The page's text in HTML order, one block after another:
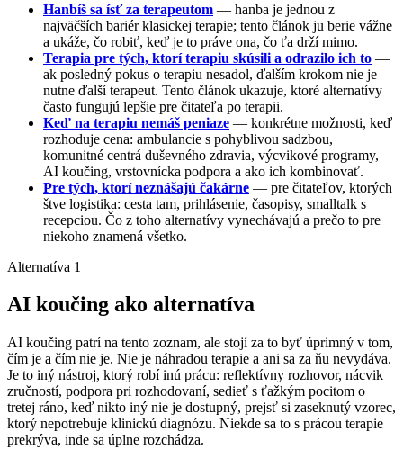
Hanbíš sa ísť za terapeutom — hanba je jednou z
najväčších bariér klasickej terapie; tento článok ju berie vážne
a ukáže, čo robiť, keď je to práve ona, čo ťa drží mimo.
Terapia pre tých, ktorí terapiu skúsili a odrazilo ich to —
ak posledný pokus o terapiu nesadol, ďalším krokom nie je
nutne ďalší terapeut. Tento článok ukazuje, ktoré alternatívy
často fungujú lepšie pre čitateľa po terapii.
Keď na terapiu nemáš peniaze — konkrétne možnosti, keď
rozhoduje cena: ambulancie s pohyblivou sadzbou,
komunitné centrá duševného zdravia, výcvikové programy,
AI koučing, vrstovnícka podpora a ako ich kombinovať.
Pre tých, ktorí neznášajú čakárne — pre čitateľov, ktorých
štve logistika: cesta tam, prihlásenie, časopisy, smalltalk s
recepciou. Čo z toho alternatívy vynechávajú a prečo to pre
niekoho znamená všetko.
Alternatíva 1
AI koučing ako alternatíva
AI koučing patrí na tento zoznam, ale stojí za to byť úprimný v tom,
čím je a čím nie je. Nie je náhradou terapie a ani sa za ňu nevydáva.
Je to iný nástroj, ktorý robí inú prácu: reflektívny rozhovor, nácvik
zručností, podpora pri rozhodovaní, sedieť s ťažkým pocitom o
tretej ráno, keď nikto iný nie je dostupný, prejsť si zaseknutý vzorec,
ktorý nepotrebuje klinickú diagnózu. Niekde sa to s prácou terapie
prekrýva, inde sa úplne rozchádza.